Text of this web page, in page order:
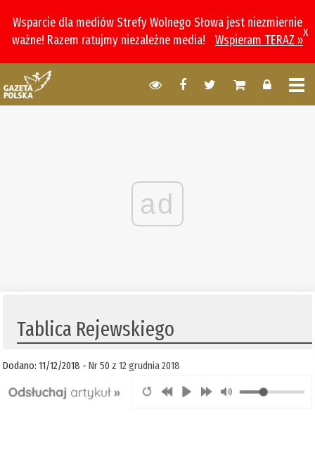
Wsparcie dla mediów Strefy Wolnego Słowa jest niezmiernie
ważne! Razem ratujmy niezależne media!
Wspieram TERAZ »
x
ad
Tablica Rejewskiego
Dodano: 11/12/2018 -Nr 50 z 12 grudnia 2018